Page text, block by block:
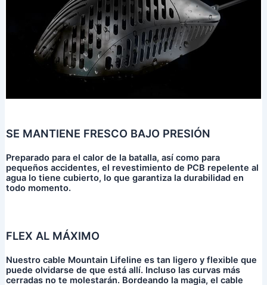
SE MANTIENE FRESCO BAJO PRESIÓN
Preparado para el calor de la batalla, así como para
pequeños accidentes, el revestimiento de PCB repelente al
agua lo tiene cubierto, lo que garantiza la durabilidad en
todo momento.
FLEX AL MÁXIMO
Nuestro cable Mountain Lifeline es tan ligero y flexible que
puede olvidarse de que está allí. Incluso las curvas más
cerradas no te molestarán. Bordeando la magia, el cable